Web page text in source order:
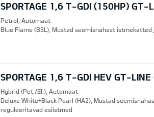
SPORTAGE 1,6 T-GDI (150HP) GT-
Petrol, Automaat
Blue Flame (B3L), Mustad seemisnahast
SPORTAGE 1,6 T-GDI HEV GT-
Hybrid (Pet./El.), Automaat
Deluxe White+Black Pearl (HA2), Mustad
reguleeritavad esiistmed